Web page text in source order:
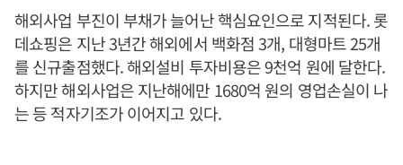
해외사업 부진이 부채가 늘어난 핵심요인으로 지적된다. 롯
데쇼핑은 지난 3년간 해외에서 백화점 3개, 대형마트 25개
를 신규출점했다. 해외설비 투자비용은 9천억 원에 달한다.
하지만 해외사업은 지난해에만 1680억 원의 영업손실이 나
는 등 적자기조가 이어지고 있다.